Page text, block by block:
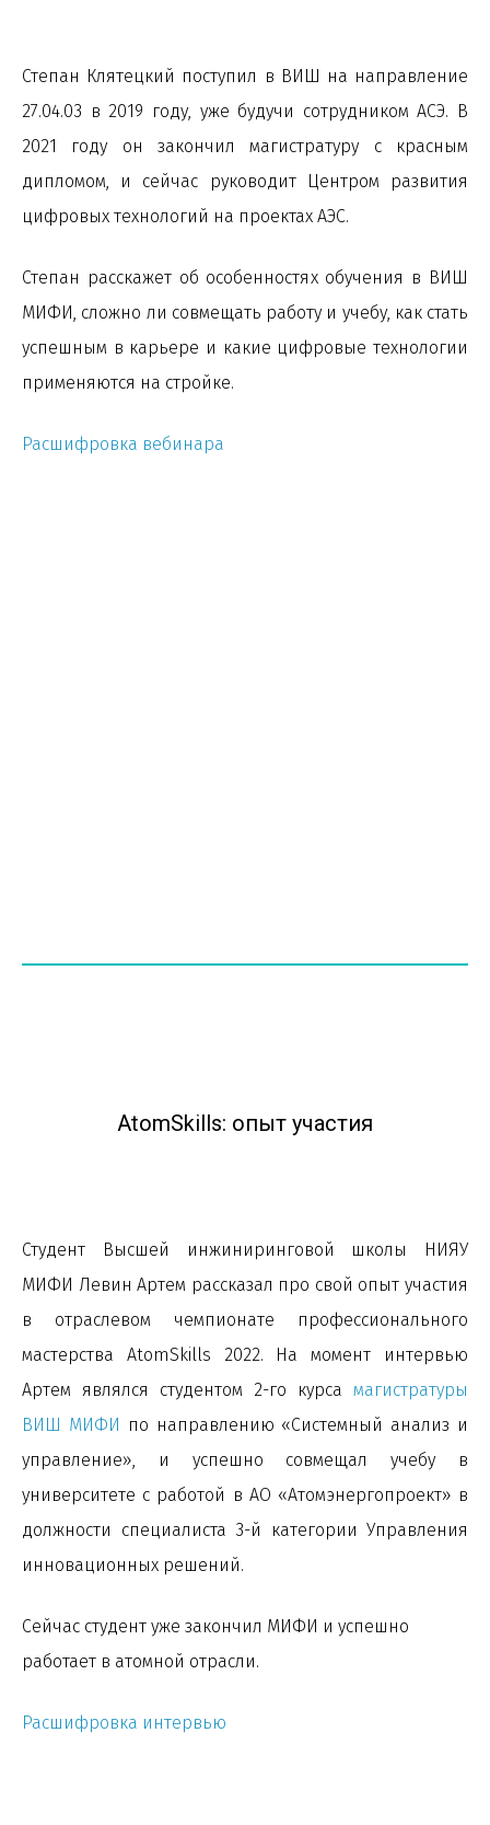
Степан Клятецкий поступил в ВИШ на направление
27.04.03 в 2019 году, уже будучи сотрудником АСЭ. В
2021 году он закончил магистратуру с красным
дипломом, и сейчас руководит Центром развития
цифровых технологий на проектах АЭС.
Степан расскажет об особенностях обучения в ВИШ
МИФИ, сложно ли совмещать работу и учебу, как стать
успешным в карьере и какие цифровые технологии
применяются на стройке.
Расшифровка вебинара
AtomSkills: опыт участия
Студент Высшей инжиниринговой школы НИЯУ
МИФИ Левин Артем рассказал про свой опыт участия
в отраслевом чемпионате профессионального
мастерства AtomSkills 2022. На момент интервью
Артем являлся студентом 2-го курса магистратуры
ВИШ МИФИ по направлению «Системный анализ и
управление», и успешно совмещал учебу в
университете с работой в АО «Атомэнергопроект» в
должности специалиста 3-й категории Управления
инновационных решений.
Сейчас студент уже закончил МИФИ и успешно
работает в атомной отрасли.
Расшифровка интервью